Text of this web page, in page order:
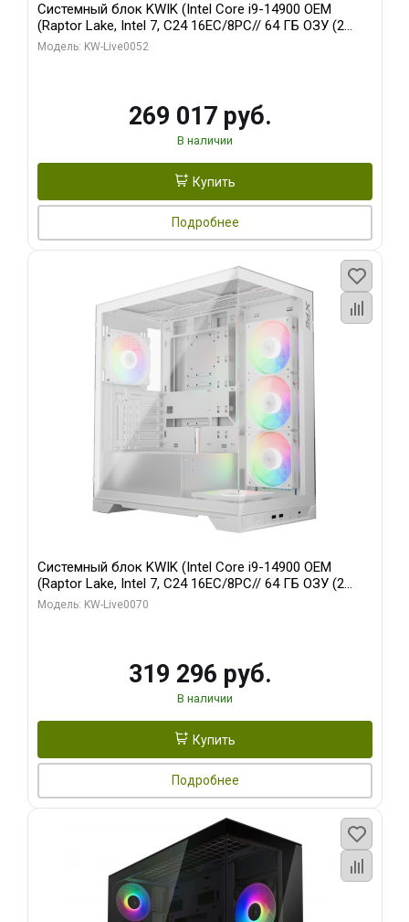
Системный блок KWIK (Intel Core i9-14900 OEM
(Raptor Lake, Intel 7, C24 16EC/8PC// 64 ГБ ОЗУ (2
модуля)/ Palit RTX5080 GAMINGPRO OC 16GB GDDR7
Модель: KW-Live0052
269 017 руб.
В наличии
Купить
Подробнее
Системный блок KWIK (Intel Core i9-14900 OEM
(Raptor Lake, Intel 7, C24 16EC/8PC// 64 ГБ ОЗУ (2
модуля)/ Gigabyte RTX5080 XTREME WATERFORCE
Модель: KW-Live0070
319 296 руб.
В наличии
Купить
Подробнее